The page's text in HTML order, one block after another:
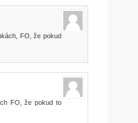
FO, že pokud
FO, že pokud to